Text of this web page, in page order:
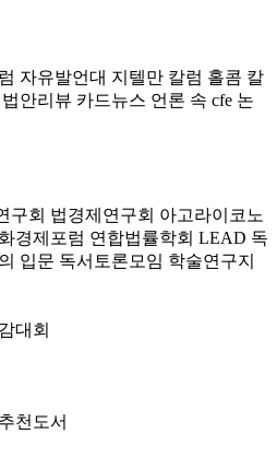
자유발언대 지텔만 칼럼 홀콤 칼
안리뷰 카드뉴스 언론 속 cfe 논
구회 법경제연구회 아고라이코노
경제포럼 연합법률학회 LEAD 독
입문 독서토론모임 학술연구지
대회
추천도서